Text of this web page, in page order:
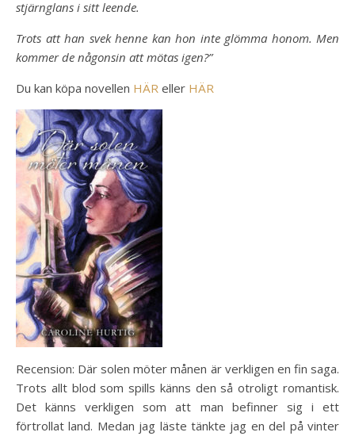
stjärnglans i sitt leende.
Trots att han svek henne kan hon inte glömma honom. Men
kommer de någonsin att mötas igen?”
Du kan köpa novellen HÄR eller HÄR
Recension: Där solen möter månen är verkligen en fin saga.
Trots allt blod som spills känns den så otroligt romantisk.
Det känns verkligen som att man befinner sig i ett
förtrollat land. Medan jag läste tänkte jag en del på vinter